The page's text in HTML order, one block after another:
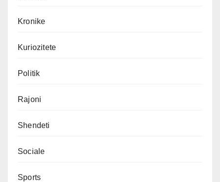
Kronike
Kuriozitete
Politik
Rajoni
Shendeti
Sociale
Sports